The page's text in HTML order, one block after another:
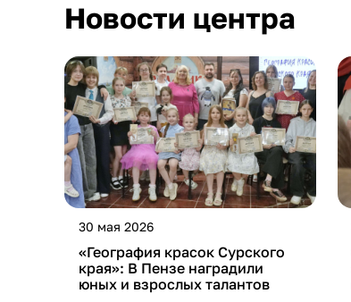
Новости центра
30 мая 2026
«География красок Сурского
края»: В Пензе наградили
юных и взрослых талантов